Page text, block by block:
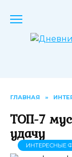
ГЛАВНАЯ »
ТОП-7
удачу
ИНТЕРЕСНЫЕ